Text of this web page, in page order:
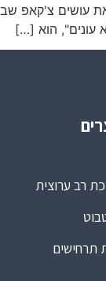
עושים צ'קאפ
עונים", הוא […]
רב ערוצית
תרחישים